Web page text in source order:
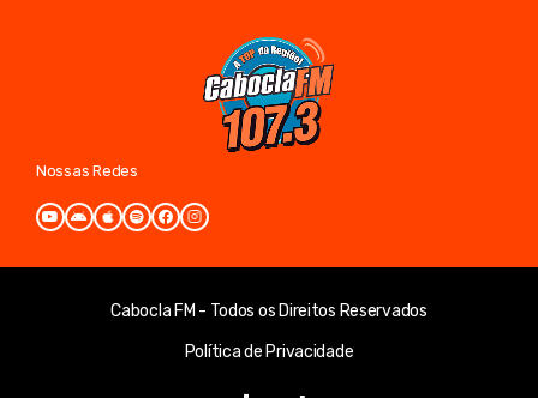
Nossas Redes
Cabocla FM - Todos os Direitos Reservados
Política de Privacidade